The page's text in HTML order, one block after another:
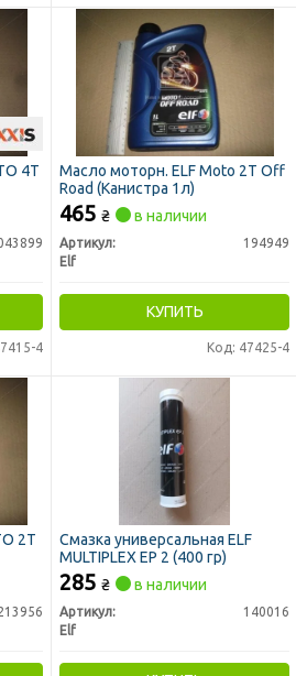
4T
4
Масло моторн. ELF Moto 2T Off
Road (Канистра 1л)
465 ₴ в наличии
Артикул:
194949
Elf
КУПИТЬ
Код: 47425-4
2T
Смазка универсальная ELF
MULTIPLEX EP 2 (400 гр)
285 ₴ в наличии
Артикул:
140016
Elf